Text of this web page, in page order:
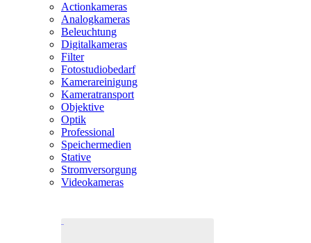
Actionkameras
Analogkameras
Beleuchtung
Digitalkameras
Filter
Fotostudiobedarf
Kamerareinigung
Kameratransport
Objektive
Optik
Professional
Speichermedien
Stative
Stromversorgung
Videokameras